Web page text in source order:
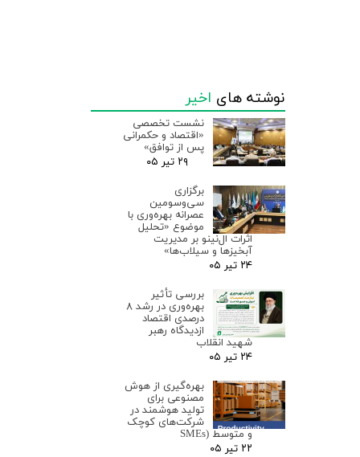
نوشته های اخیر
نشست تخصصی
«اقتصاد و حکمرانی
پس از توافق»
۲۹ تیر ۰۵
برگزاری
سی‌وسومین
عصرانه بهره‌وری با
موضوع «تحلیل
اثرات ال‌نینو بر مدیریت
آبخیزها و سیلاب‌ها»
۲۴ تیر ۰۵
بررسی تأثیر
بهره‌وری در رشد ۸
درصدی اقتصاد
ازدیدگاه رهبر
شهید انقلاب
۲۴ تیر ۰۵
بهره‌گیری از هوش
مصنوعی برای
تولید هوشمند در
شرکت‌های کوچک
و متوسط (SMEs
۲۲ تیر ۰۵